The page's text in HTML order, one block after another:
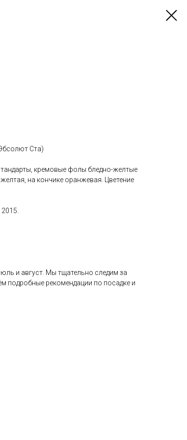
Ста)
кремовые фолы бледно-желтые
на кончике оранжевая. Цветение
и август. Мы тщательно следим за
подробные рекомендации по посадке и